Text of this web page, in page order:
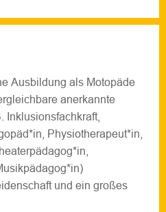
Ausbildung als Motopäde
anerkannte
Inklusionsfachkraft,
Physiotherapeut*in,
und ein großes